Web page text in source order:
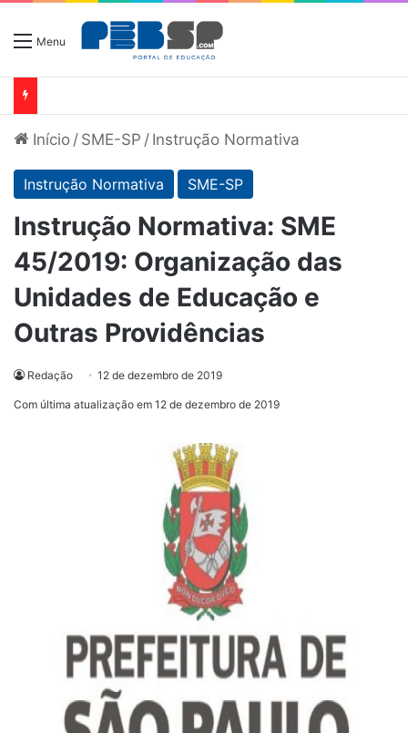
Menu
Início / SME-SP / Instrução Normativa
Instrução Normativa SME-SP
Instrução Normativa: SME
45/2019: Organização das
Unidades de Educação e
Outras Providências
Redação 12 de dezembro de 2019
Com última atualização em 12 de dezembro de 2019